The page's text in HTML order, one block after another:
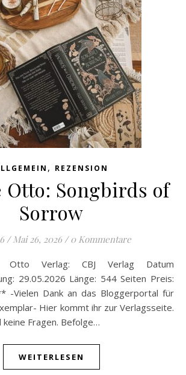
, REZENSION
Otto: Songbirds of
Sorrow
/ Mai 26, 2026 / 0 Kommentare
29.05.2026 Länge: 544 Seiten Preis:
-Vielen Dank an das Bloggerportal für
Hier kommt ihr zur Verlagsseite.
Fragen. Befolge…
WEITERLESEN